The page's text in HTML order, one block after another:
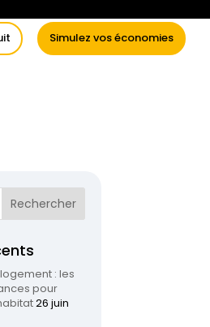
Simulez vos économies
: les
pour
26 juin